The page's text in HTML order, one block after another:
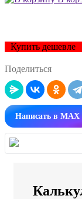
Купить дешевле
Поделиться
Написать в MAX